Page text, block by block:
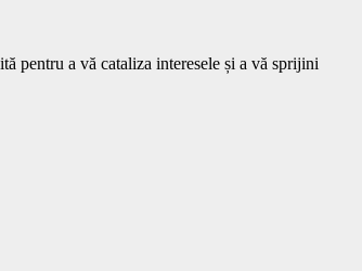
pentru a vă cataliza interesele și a vă sprijini